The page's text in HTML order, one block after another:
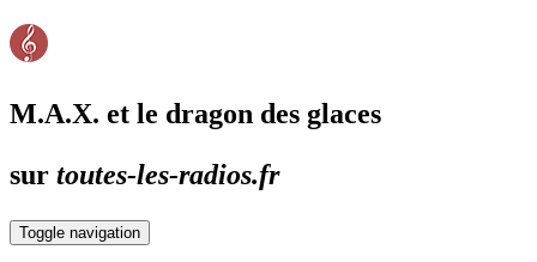
M.A.X. et le dragon des glaces
sur toutes-les-radios.fr
Toggle navigation